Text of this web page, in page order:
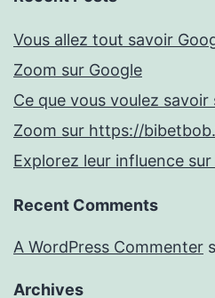
Vous allez tout savoir
Zoom sur Google
Ce que vous voulez savoir
Zoom sur https://
Explorez leur influence
Recent Comments
A WordPress Commenter
Archives